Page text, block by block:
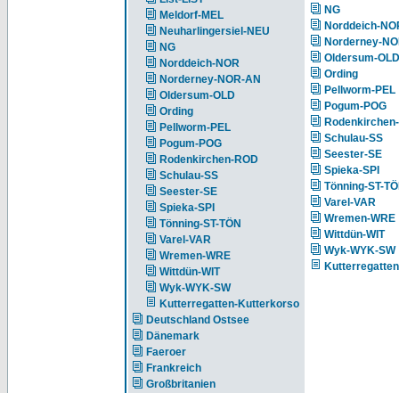
Meldorf-MEL
Neuharlingersiel-NEU
NG
Norddeich-NOR
Norderney-NOR-AN
Oldersum-OLD
Ording
Pellworm-PEL
Pogum-POG
Rodenkirchen-ROD
Schulau-SS
Seester-SE
Spieka-SPI
Tönning-ST-TÖN
Varel-VAR
Wremen-WRE
Wittdün-WIT
Wyk-WYK-SW
Kutterregatten-Kutterkorso
Deutschland Ostsee
Dänemark
Faeroer
Frankreich
Großbritanien
NG
Norddeich-
Norderney-
Oldersum-OLD
Ording
Pellworm-PEL
Pogum-POG
Schulau-SS
Seester-SE
Spieka-SPI
Tönning-ST-
Varel-VAR
Wremen-WRE
Wittdün-WIT
Wyk-WYK-SW